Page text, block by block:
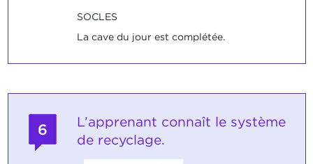
SOCLES
La cave du jour est complétée.
6
L’apprenant connaît le système
de recyclage.